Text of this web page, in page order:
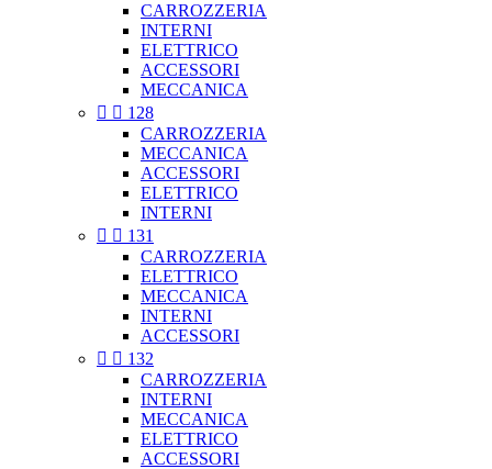
CARROZZERIA
INTERNI
ELETTRICO
ACCESSORI
MECCANICA
  128
CARROZZERIA
MECCANICA
ACCESSORI
ELETTRICO
INTERNI
  131
CARROZZERIA
ELETTRICO
MECCANICA
INTERNI
ACCESSORI
  132
CARROZZERIA
INTERNI
MECCANICA
ELETTRICO
ACCESSORI